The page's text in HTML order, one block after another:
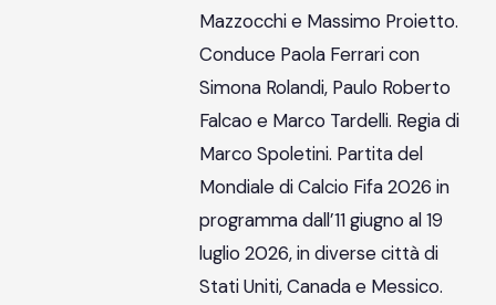
Mazzocchi e Massimo Proietto.
Conduce Paola Ferrari con
Simona Rolandi, Paulo Roberto
Falcao e Marco Tardelli. Regia di
Marco Spoletini. Partita del
Mondiale di Calcio Fifa 2026 in
programma dall’11 giugno al 19
luglio 2026, in diverse città di
Stati Uniti, Canada e Messico.